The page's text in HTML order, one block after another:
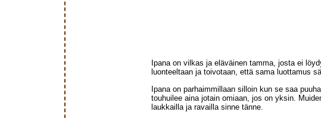
Ipana on vilkas ja eläväinen tamma, josta ei
luonteeltaan ja toivotaan, että sama luottamus
Ipana on parhaimmillaan silloin kun se saa
touhuilee aina jotain omiaan, jos on yksin.
laukkailla ja ravailla sinne tänne.